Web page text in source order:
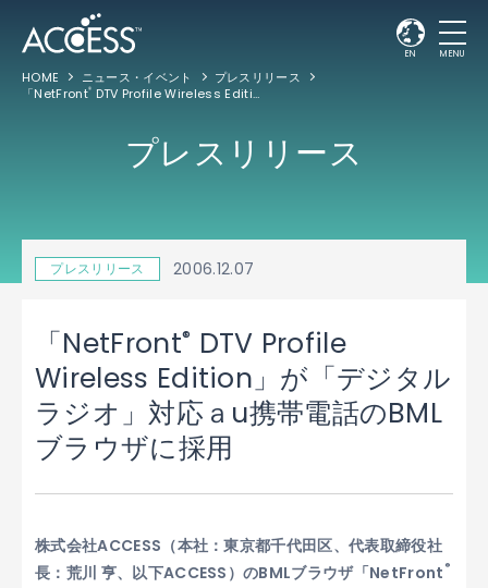
EN MENU
HOME ニュース・イベント
プレスリリース
「NetFront® DTV Profile Wireless Edition」が「デジタルラジオ」対応ａu携帯電話のBMLブラウザに採用
プレスリリース
プレスリリース 2006.12.07
「NetFront® DTV Profile
Wireless Edition」が「デジタル
ラジオ」対応ａu携帯電話のBML
ブラウザに採用
株式会社ACCESS（本社：東京都千代田区、代表取締役社
長：荒川 亨、以下ACCESS）のBMLブラウザ「NetFront ®